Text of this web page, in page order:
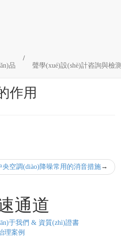
品
/
聲學(xué)設(shè)計咨詢與檢測
作用
央空調(diào)降噪常用的消音措施
通道
于我們 & 資質(zhì)證書
理案例